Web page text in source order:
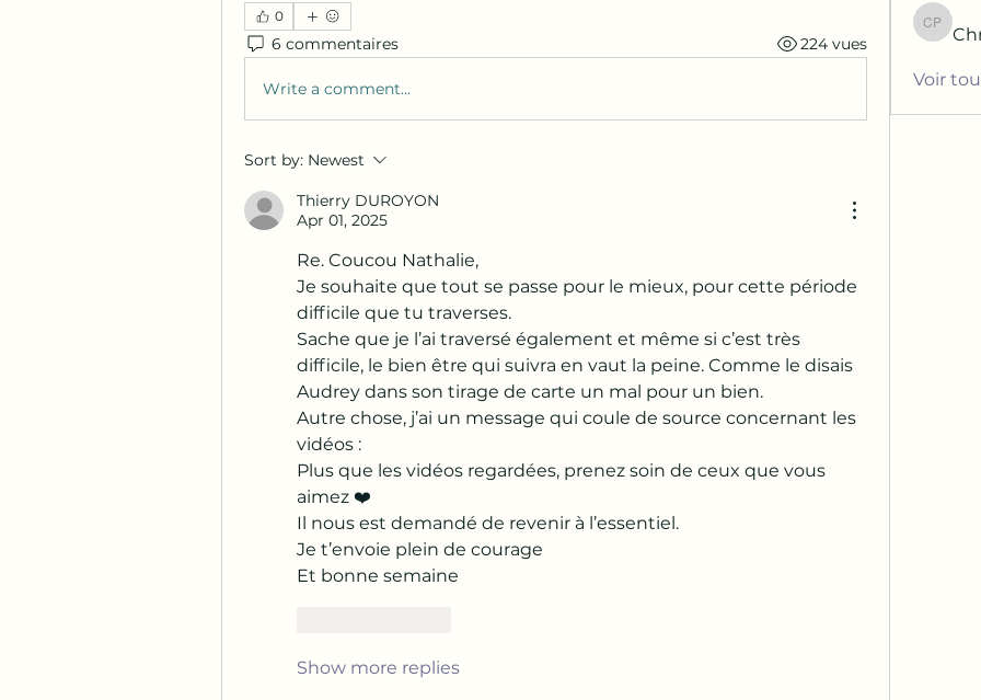
0
6 commentaires 224 vues
Write a comment...
Sort by: Newest
Thierry DUROYON
Apr 01, 2025
Re. Coucou Nathalie,
Je souhaite que tout se passe pour le mieux, pour cette période
difficile que tu traverses.
Sache que je l’ai traversé également et même si c’est très
difficile, le bien être qui suivra en vaut la peine. Comme le disais
Audrey dans son tirage de carte un mal pour un bien.
Autre chose, j’ai un message qui coule de source concernant les
vidéos :
Plus que les vidéos regardées, prenez soin de ceux que vous
aimez ❤️
Il nous est demandé de revenir à l’essentiel.
Je t’envoie plein de courage
Et bonne semaine
Show more replies
Voir